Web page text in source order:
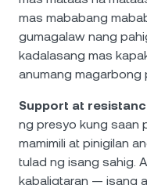
mas mababang
gumagalaw nang
kadalasang mas
anumang magarbong
Support at
ng presyo kung saan
mamimili at pinigilan
tulad ng isang sahig.
kabaligtaran — isang